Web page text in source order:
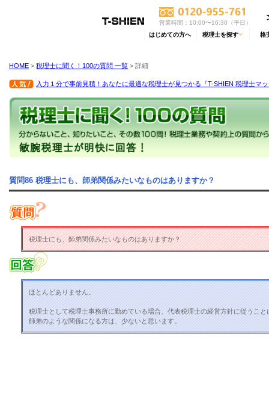
営業時間：10:00〜16:30（平日）
はじめての方へ 税理士を探す 格
HOME > 税理士に聞く！100の質問 一覧 > 詳細
入力１分で事前見積！あなたに最適な税理士が見つかる『T-SHIEN 税理士マ
質問86 税理士にも、師弟関係みたいなものはありますか？
税理士にも、師弟関係みたいなものはありますか？
ほとんどありません。
税理士として税理士事務所に勤めている場合、代表税理士の経営方針に従うこと
師弟のような関係になる方は、少ないと思います。